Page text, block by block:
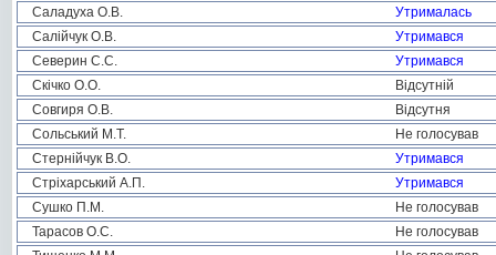
Саладуха О.В.
Утрималась
Салійчук О.В.
Утримався
Северин С.С.
Утримався
Скічко О.О.
Відсутній
Совгиря О.В.
Відсутня
Сольський М.Т.
Не голосував
Стернійчук В.О.
Утримався
Стріхарський А.П.
Утримався
Сушко П.М.
Не голосував
Тарасов О.С.
Не голосував